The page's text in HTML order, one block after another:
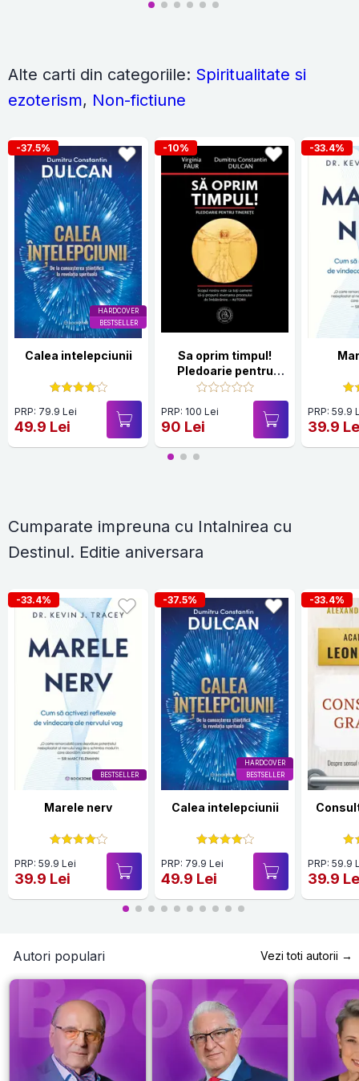
Alte carti din categoriile: Spiritualitate si
ezoterism, Non-fictiune
HARDCOVER
BESTSELLER
-37.5%
Calea intelepciunii
PRP: 79.9 Lei
49.9 Lei
-10%
Sa oprim timpul!
Pledoarie pentru
tinerete
PRP: 100 Lei
90 Lei
-33.4%
PRP: 59.9
39.9
Cumparate impreuna cu Intalnirea cu
Destinul. Editie aniversara
BESTSELLER
-33.4%
Marele nerv
PRP: 59.9 Lei
39.9 Lei
HARDCOVER
BESTSELLER
-37.5%
Calea intelepciunii
PRP: 79.9 Lei
49.9 Lei
-33.4%
PRP: 59.9
39.9
Autori populari Vezi toti autorii →